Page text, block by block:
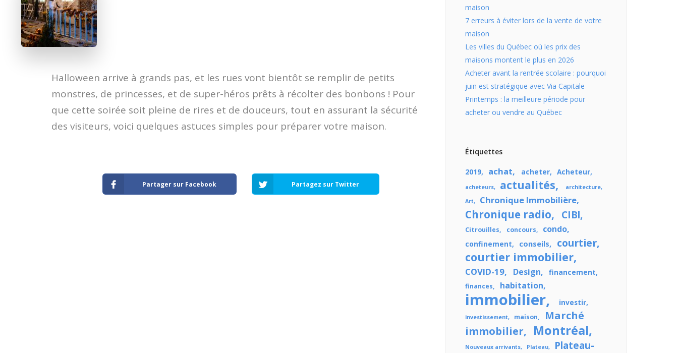
​Halloween arrive à grands pas, et les rues vont bientôt se remplir de petits
monstres, de princesses, et de super-héros prêts à récolter des bonbons ! Pour
que cette soirée soit pleine de rires et de douceurs, tout en assurant la sécurité
des visiteurs, voici quelques astuces simples pour préparer votre maison.
Partager sur Facebook Partagez sur Twitter
maison
7 erreurs à éviter lors de la vente de votre
maison
Les villes du Québec où les prix des
maisons montent le plus en 2026
Acheter avant la rentrée scolaire : pourquoi
juin est stratégique avec Via Capitale
Printemps : la meilleure période pour
acheter ou vendre au Québec
Étiquettes
2019 achat acheter Acheteur
acheteurs actualités
architecture
Art
Chronique Immobilière
Chronique radio CIBl
Citrouilles concours condo
confinement conseils courtier
courtier immobilier
COVID-19 Design financement
finances habitation
immobilier investir
investissement maison
Marché
immobilier
Montréal
Nouveaux arrivants Plateau
Plateau-